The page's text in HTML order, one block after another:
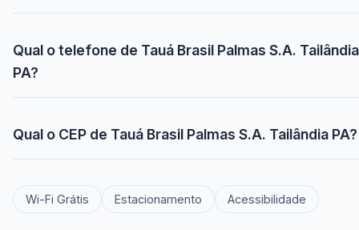
Qual o telefone de Tauá Brasil Palmas S.A. Tailândia
PA?
Qual o CEP de Tauá Brasil Palmas S.A. Tailândia PA?
Wi-Fi Grátis Estacionamento Acessibilidade